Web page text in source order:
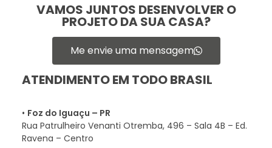
VAMOS JUNTOS DESENVOLVER O
PROJETO DA SUA CASA?
Me envie uma mensagem
ATENDIMENTO EM TODO BRASIL
• Foz do Iguaçu – PR
Rua Patrulheiro Venanti Otremba, 496 – Sala 4B – Ed.
Ravena – Centro